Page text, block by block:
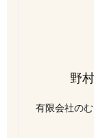
野
有限会社の